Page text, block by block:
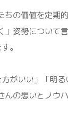
ちの価値を定期
姿勢について
。
がいい」「明
の想いとノウ